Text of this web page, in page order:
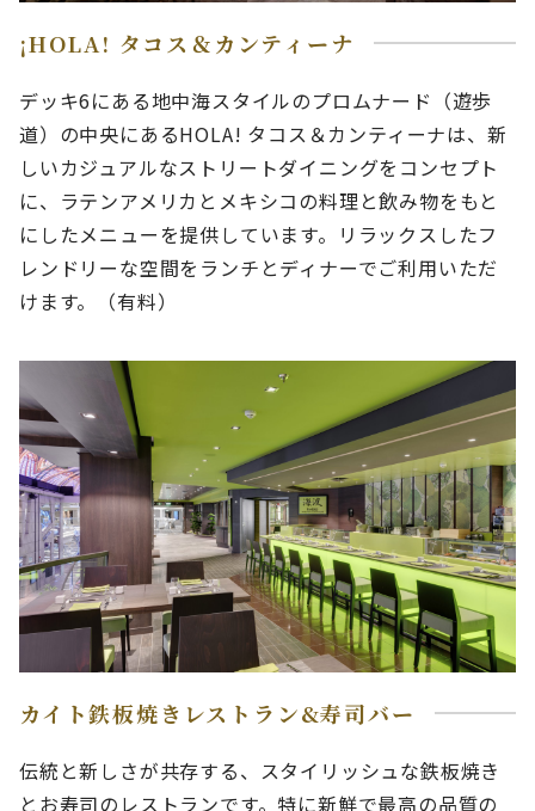
¡HOLA! タコス＆カンティーナ
デッキ6にある地中海スタイルのプロムナード（遊歩
道）の中央にあるHOLA! タコス＆カンティーナは、新
しいカジュアルなストリートダイニングをコンセプト
に、ラテンアメリカとメキシコの料理と飲み物をもと
にしたメニューを提供しています。リラックスしたフ
レンドリーな空間をランチとディナーでご利用いただ
けます。（有料）
カイト鉄板焼きレストラン&寿司バー
伝統と新しさが共存する、スタイリッシュな鉄板焼き
とお寿司のレストランです。特に新鮮で最高の品質の